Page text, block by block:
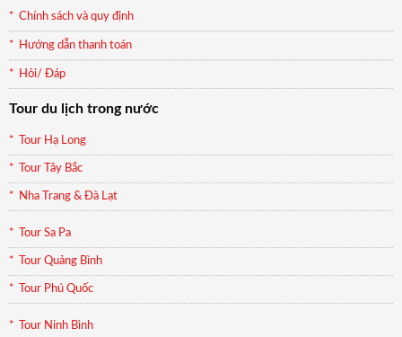
Chính sách và quy định
Hướng dẫn thanh toán
Hỏi/ Đáp
Tour du lịch trong nước
Tour Hạ Long
Tour Tây Bắc
Nha Trang & Đà Lạt
Tour Sa Pa
Tour Quảng Bình
Tour Phú Quốc
Tour Ninh Bình